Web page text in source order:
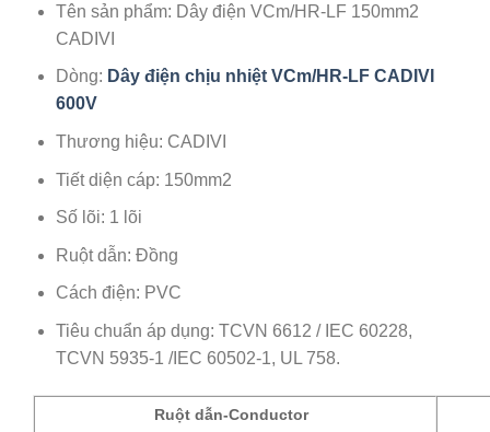
Tên sản phẩm: Dây điện VCm/HR-LF 150mm2
CADIVI
Dòng: Dây điện chịu nhiệt VCm/HR-LF CADIVI
600V
Thương hiệu: CADIVI
Tiết diện cáp: 150mm2
Số lõi: 1 lõi
Ruột dẫn: Đồng
Cách điện: PVC
Tiêu chuẩn áp dụng: TCVN 6612 / IEC 60228,
TCVN 5935-1 /IEC 60502-1, UL 758.
Ruột dẫn-Conductor